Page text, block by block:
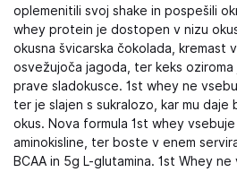
oplemenitili svoj shake in pospešili
whey protein je dostopen v nizu
okusna švicarska čokolada, kremast
osvežujoča jagoda, ter keks
prave sladokusce. 1st whey ne
ter je slajen s sukralozo, kar mu daje
okus. Nova formula 1st whey
aminokisline, ter boste v enem
BCAA in 5g L-glutamina. 1st Whey